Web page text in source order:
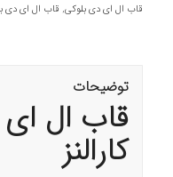
قاب ال ای دی بلوکی, قاب ال ای دی
توضیحات
قاب ال
کارالنز